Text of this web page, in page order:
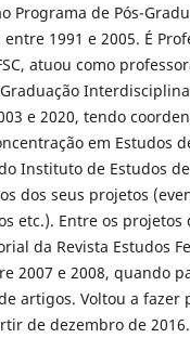
Programa de Pós-
1991 e 2005. É
atuou como
e 2020, tendo
em Estudos
Instituto de Estudos de
dos seus projetos
etc.). Entre os projetos
da Revista Estudos
2007 e 2008, quando
artigos. Voltou a fazer
de dezembro de